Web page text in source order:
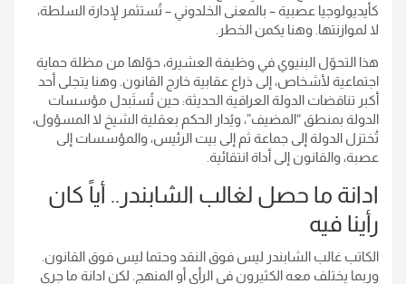
كأيديولوجيا عصبية – بالمعنى الخلدوني – تُستثمر لإدارة السلطة،
لا لموازنتها. وهنا يكمن الخطر.
هذا التحوّل البنيوي في وظيفة العشيرة، حوّلها من مظلة حماية
اجتماعية لأشخاص، إلى ذراع عقابية خارج القانون. وهنا يتجلى أحد
أكبر تناقضات الدولة العراقية الحديثة: حين تُستَبدل مؤسسات
الدولة بمنطق “المضيف”، ويُدار الحكم بعقلية الشيخ لا المسؤول،
تُختزل الدولة إلى جماعة ثم إلى بيت الرئيس، والمؤسسات إلى
عصبة، والقانون إلى أداة انتقائية.
ادانة ما حصل لغالب الشابندر.. أياً كان
رأينا فيه
الكاتب غالب الشابندر ليس فوق النقد وحتما ليس فوق القانون.
وربما يختلف معه الكثيرون في الرأي أو المنهج. لكن ادانة ما جرى